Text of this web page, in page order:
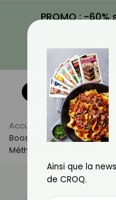
PROMO : -
Accueil Actus
Sport
Boostez Votre Running En
Méthode Ultra-Efficace !
Ainsi que la
de CROQ.